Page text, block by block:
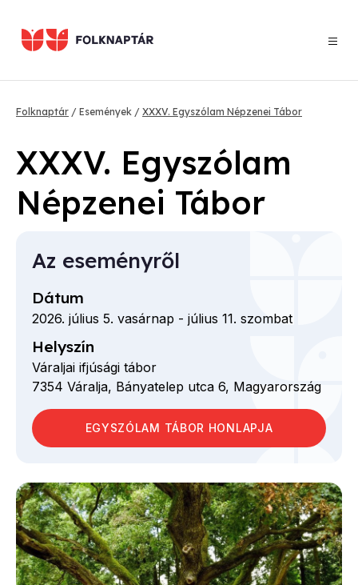
tartalomra
Morzsa
Folknaptár Események XXXV. Egyszólam Népzenei Tábor
XXXV. Egyszólam
Népzenei Tábor
Az eseményről
Dátum
2026. július 5. vasárnap - július 11. szombat
Helyszín
Váraljai ifjúsági tábor
7354 Váralja, Bányatelep utca 6, Magyarország
EGYSZÓLAM TÁBOR HONLAPJA